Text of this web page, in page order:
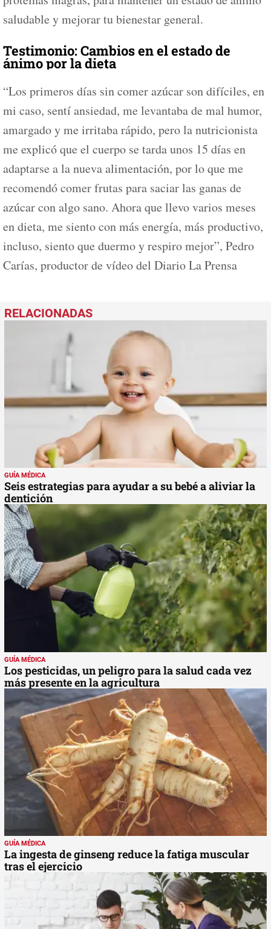
saludable y mejorar tu bienestar general.
Testimonio: Cambios en el estado de
ánimo por la dieta
“Los primeros días sin comer azúcar son difíciles, en
mi caso, sentí ansiedad, me levantaba de mal humor,
amargado y me irritaba rápido, pero la nutricionista
me explicó que el cuerpo se tarda unos 15 días en
adaptarse a la nueva alimentación, por lo que me
recomendó comer frutas para saciar las ganas de
azúcar con algo sano. Ahora que llevo varios meses
en dieta, me siento con más energía, más productivo,
incluso, siento que duermo y respiro mejor”, Pedro
Carías, productor de vídeo del Diario La Prensa
GUÍA MÉDICA
Seis estrategias para ayudar a su bebé a aliviar la
dentición
GUÍA MÉDICA
Los pesticidas, un peligro para la salud cada vez
más presente en la agricultura
GUÍA MÉDICA
La ingesta de ginseng reduce la fatiga muscular
tras el ejercicio